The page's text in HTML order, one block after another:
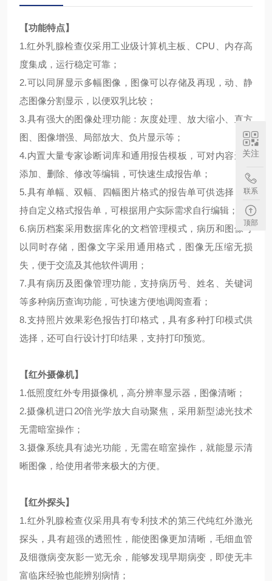
【功能特点】
1.红外乳腺检查仪采用工业级计算机主板、CPU 、内存高
度集成，运行稳定可靠；
2.可以同屏显示多幅图像，图像可以存储及再现，动、静
态图像分割显示，以便双乳比较；
3.具有强大的图像处理功能：灰度处理、放大缩小、直方
图、图像增强、局部放大、负片显示等；
4.内置大量专家诊断词库和通用报告模板，可对内容进行
添加、删除、修改等编辑，可快速生成报告单；
5.具有单幅、双幅、四幅图片格式的报告单可供选择，支
持自定义格式报告单，可根据用户实际需求自行编辑；
6.病历档案采用数据库化的文档管理模式，病历和图像可
以同时存储，图像文字采用通用格式，图像无压缩无损
失，便于交流及其他软件调用；
7.具有病历及图像管理功能，支持病历号、姓名、关键词
等多种病历查询功能，可快速方便地调阅查看；
8.支持照片效果彩色报告打印格式，具有多种打印模式供
选择，还可自行设计打印结果，支持打印预览。
【红外摄像机】
1.低照度红外专用摄像机，高分辨率显示器，图像清晰；
2.摄像机进口 20倍光学放大自动聚焦，采用新型滤光技术
无需暗室操作；
3.摄像系统具有滤光功能，无需在暗室操作，就能显示清
晰图像，给使用者带来极大的方便。
【红外探头】
1.红外乳腺检查仪采用具有专利技术的第三代纯红外激光
探头，具有超强的透照性，能使图像更加清晰，毛细血管
及细微病变灰影一览无余，能够发现早期病变，即使无丰
富临床经验也能辨别病情；
关注
联系
顶部